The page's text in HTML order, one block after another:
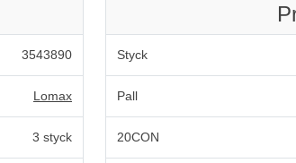
3543890
Lomax
3 styck
Styck
Pall
20CON